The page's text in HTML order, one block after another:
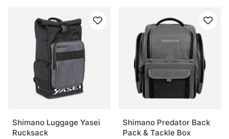
Shimano Luggage Yasei
Rucksack
Shimano Predator Back
Pack & Tackle Box